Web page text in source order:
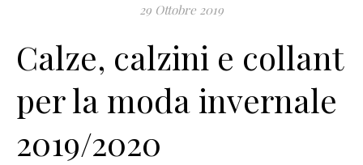
29 Ottobre 2019
Calze, calzini e collant
per la moda invernale
2019/2020